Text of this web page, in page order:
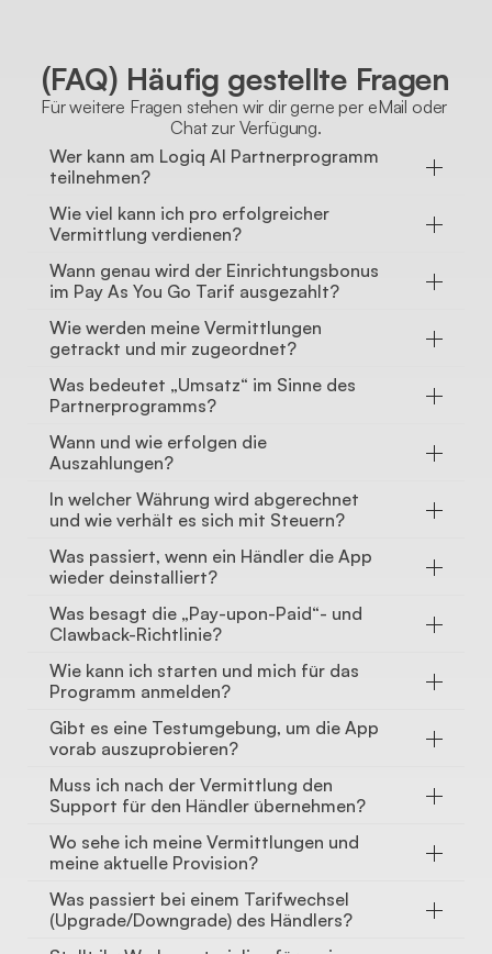
(FAQ) Häufig gestellte Fragen
Für weitere Fragen stehen wir dir gerne per eMail oder
Chat zur Verfügung.
Wer kann am Logiq AI Partnerprogramm
teilnehmen?
Wie viel kann ich pro erfolgreicher
Vermittlung verdienen?
Wann genau wird der Einrichtungsbonus
im Pay As You Go Tarif ausgezahlt?
Wie werden meine Vermittlungen
getrackt und mir zugeordnet?
Was bedeutet „Umsatz“ im Sinne des
Partnerprogramms?
Wann und wie erfolgen die
Auszahlungen?
In welcher Währung wird abgerechnet
und wie verhält es sich mit Steuern?
Was passiert, wenn ein Händler die App
wieder deinstalliert?
Was besagt die „Pay-upon-Paid“- und
Clawback-Richtlinie?
Wie kann ich starten und mich für das
Programm anmelden?
Gibt es eine Testumgebung, um die App
vorab auszuprobieren?
Muss ich nach der Vermittlung den
Support für den Händler übernehmen?
Wo sehe ich meine Vermittlungen und
meine aktuelle Provision?
Was passiert bei einem Tarifwechsel
(Upgrade/Downgrade) des Händlers?